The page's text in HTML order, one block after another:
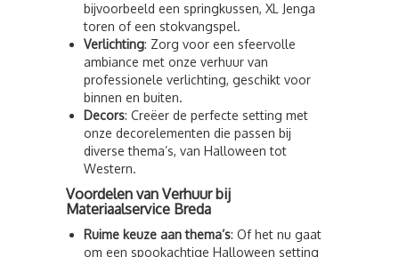
bijvoorbeeld een springkussen, XL Jenga
toren of een stokvangspel.
Verlichting: Zorg voor een sfeervolle
ambiance met onze verhuur van
professionele verlichting, geschikt voor
binnen en buiten.
Decors: Creëer de perfecte setting met
onze decorelementen die passen bij
diverse thema’s, van Halloween tot
Western.
Voordelen van Verhuur bij
Materiaalservice Breda
Ruime keuze aan thema’s: Of het nu gaat
om een spookachtige Halloween setting